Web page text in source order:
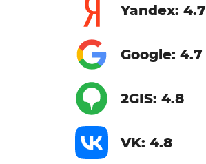
Yandex: 4.7
Google: 4.7
2GIS: 4.8
VK: 4.8